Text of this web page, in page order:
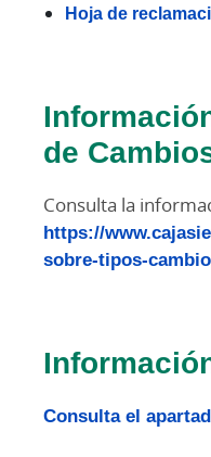
Hoja de
de
Consulta la
https://
sobre-tipos-cambio
Consulta el